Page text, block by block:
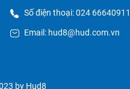
Số điện thoại: 024 66640911
Email: hud8@hud.com.vn
by Hud8